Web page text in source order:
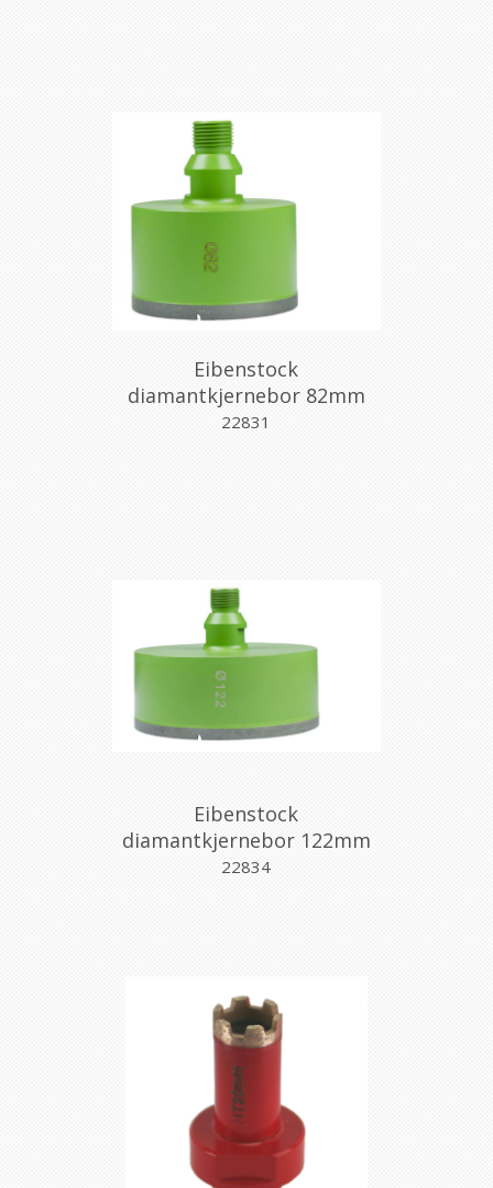
Eibenstock
diamantkjernebor 82mm
m/gjenger
22831
Eibenstock
diamantkjernebor 122mm
m/gjenger
22834